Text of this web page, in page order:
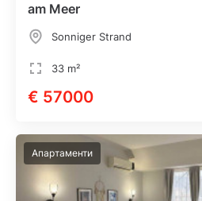
am Meer
Sonniger Strand
33 m²
€ 57000
Апартаменти